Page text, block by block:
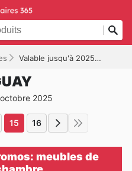
Valable jusqu'à 2025-10-16
2025
15 16
meubles de